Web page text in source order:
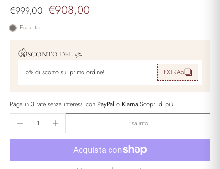
€999,00 €908,00
Esaurito
SCONTO DEL 5%
5% di sconto sul primo ordine! EXTRA5
Paga in 3 rate senza interessi con PayPal o Klarna.Scopri di più
Esaurito